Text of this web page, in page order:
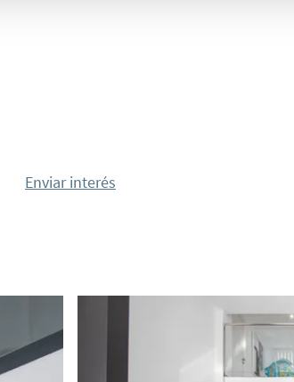
Enviar interés